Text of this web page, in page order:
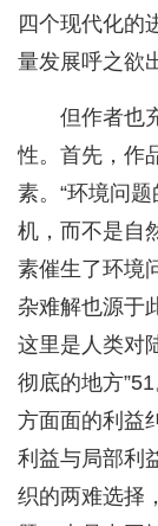
四个现代化的
量发展呼之欲
但作者也
性。首先，作
素。“环境问
机，而不是自
素催生了环境
杂难解也源于
这里是人类对
彻底的地方
方面面的利益
利益与局部利
织的两难选择